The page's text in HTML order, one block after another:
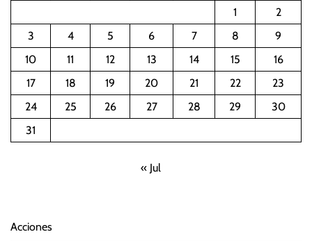
1
2
3
4 5 6 7 8
9
10
11 12 13 14 15
16
17
18 19 20 21 22
23
24
25 26 27 28 29
30
31
« Jul
Acciones